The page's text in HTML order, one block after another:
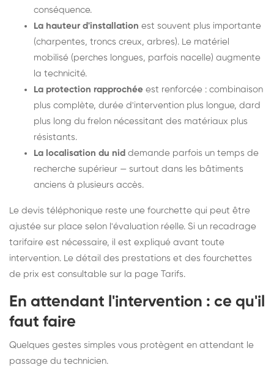
conséquence.
La hauteur d'installation est souvent plus importante
(charpentes, troncs creux, arbres). Le matériel
mobilisé (perches longues, parfois nacelle) augmente
la technicité.
La protection rapprochée est renforcée : combinaison
plus complète, durée d'intervention plus longue, dard
plus long du frelon nécessitant des matériaux plus
résistants.
La localisation du nid demande parfois un temps de
recherche supérieur — surtout dans les bâtiments
anciens à plusieurs accès.
Le devis téléphonique reste une fourchette qui peut être
ajustée sur place selon l'évaluation réelle. Si un recadrage
tarifaire est nécessaire, il est expliqué avant toute
intervention. Le détail des prestations et des fourchettes
de prix est consultable sur la page Tarifs.
En attendant l'intervention : ce qu'il
faut faire
Quelques gestes simples vous protègent en attendant le
passage du technicien.